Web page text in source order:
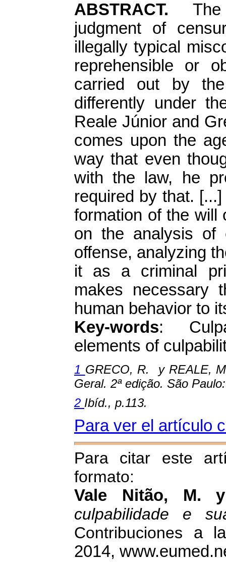
ABSTRACT.
judgment of
illegally typical
reprehensible or
carried out by
differently under
Reale Júnior and
comes upon the
way that even
with the law, he
required by that.
formation of the will
on the analysis of
offense, analyzing
it as a criminal
makes necessary
human behavior to
Key-words:
elements of
1 GRECO, R. y REALE,
Geral. 2ª edição. São
2 Ibíd., p.113.
Para ver el artículo
Para citar este
formato:
Vale Nitão, M.
culpabilidade e
Contribuciones a
2014,